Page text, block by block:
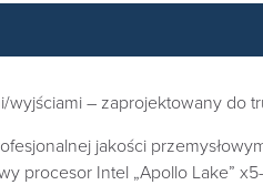
– zaprojektowany do
jakości
Intel „Apollo Lake”